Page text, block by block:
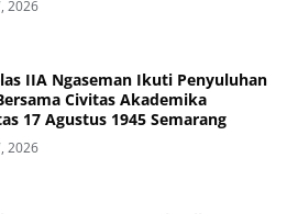
2026
IIA Ngaseman Ikuti Penyuluhan
Civitas Akademika
17 Agustus 1945 Semarang
2026